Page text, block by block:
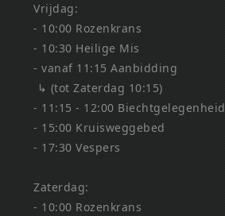
Vrijdag:
- 10:00 Rozenkrans
- 10:30 Heilige Mis
- vanaf 11:15 Aanbidding
↳ (tot Zaterdag 10:15)
- 11:15 - 12:00 Biechtgelegenheid
- 15:00 Kruisweggebed
- 17:30 Vespers
Zaterdag:
- 10:00 Rozenkrans